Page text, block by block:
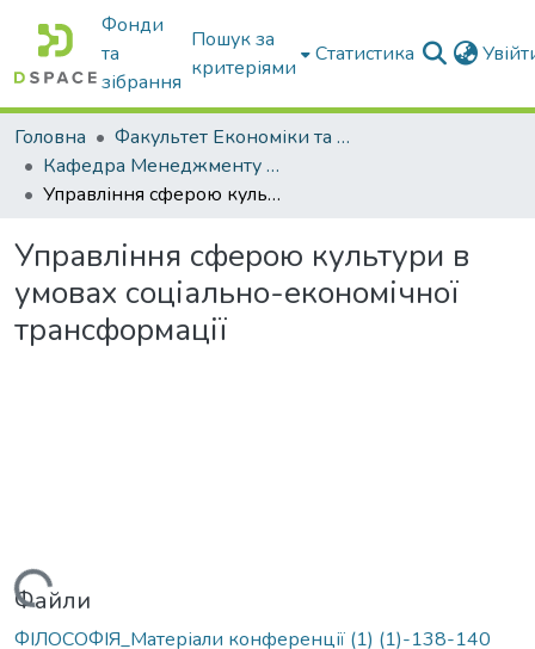
Фонди
та
зібрання
Пошук за
критеріями
Статистика
Головна
Факультет Економіки та бізнесу
Кафедра Менеджменту та публічного адміністрування
Управління сферою культури в умовах соціально-економічної трансформації
Управління сферою культури в
умовах соціально-економічної
трансформації
Файли
ФІЛОСОФІЯ_Матеріали конференції (1) (1)-138-140